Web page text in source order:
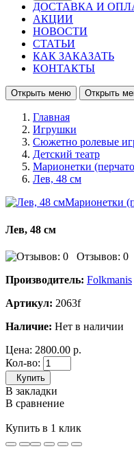
ДОСТАВКА И
АКЦИИ
НОВОСТИ
СТАТЬИ
КАК ЗАКАЗАТЬ
КОНТАКТЫ
Открыть меню Открыть
Главная
Игрушки
Сюжетно ролевые
Детский театр
Марионетки
Лев, 48 см
Лев, 48 см
Отзывов: 0
Производитель: Folkmanis
Артикул: 2063f
Наличие: Нет в наличии
Цена: 2800.00 р.
Кол-во:
Купить
В закладки
В сравнение
Купить в 1 клик